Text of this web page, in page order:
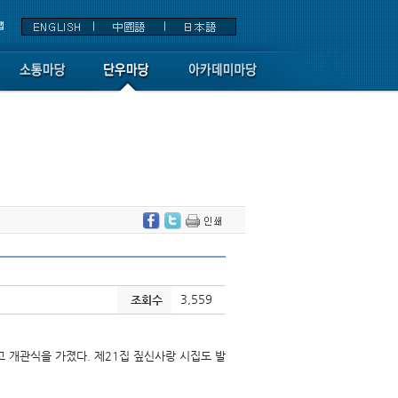
조회수 3,559
개관식을 가졌다. 제21집 짚신사랑 시집도 발